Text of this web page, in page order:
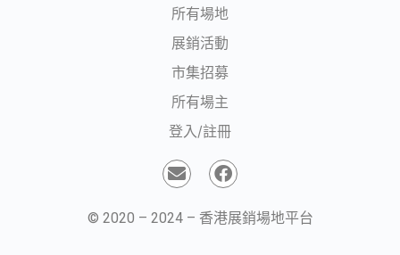
所有場地
展銷活動
市集招募
所有場主
登入/註冊
© 2020 – 2024 – 香港展銷場地平台